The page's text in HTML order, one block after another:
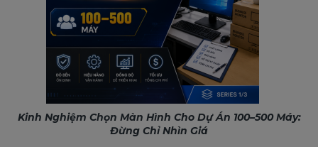
Kinh Nghiệm Chọn Màn Hình Cho Dự Án 100–500 Máy:
Đừng Chỉ Nhìn Giá